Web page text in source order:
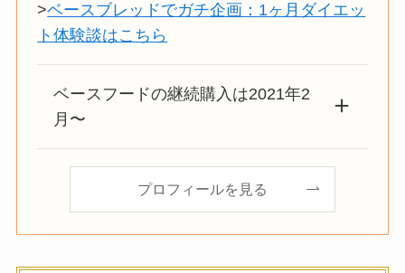
>ベースブレッドでガチ企画：1ヶ月ダイエッ
ト体験談はこちら
ベースフードの継続購入は2021年2
月〜
プロフィールを見る